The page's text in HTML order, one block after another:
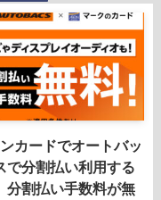
カードでオートバッ
で分割払い利用する
分割払い手数料が無